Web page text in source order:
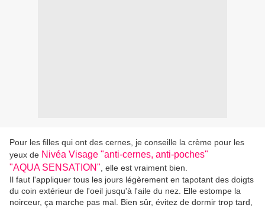
Pour les filles qui ont des cernes, je conseille la crème pour les
yeux de Nivéa Visage "anti-cernes, anti-poches"
"AQUA SENSATION" , elle est vraiment bien.
Il faut l'appliquer tous les jours légèrement en tapotant des doigts
du coin extérieur de l'oeil jusqu'à l'aile du nez. Elle estompe la
noirceur, ça marche pas mal. Bien sûr, évitez de dormir trop tard,